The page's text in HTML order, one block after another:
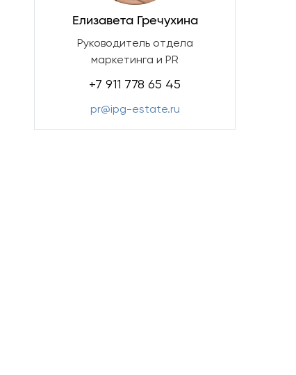
Елизавета Гречухина
Руководитель отдела
маркетинга и PR
+7 911 778 65 45
pr@ipg-estate.ru